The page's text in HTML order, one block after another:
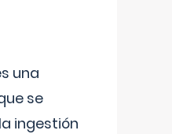
una
se
ingestión